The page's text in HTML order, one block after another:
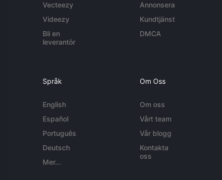
Vecteezy
Videezy
Bli en
leverantör
Annonsera
Kundtjänst
DMCA
Språk
English
Español
Português
Deutsch
Mer...
Om Oss
Om oss
Vårt team
Vår blogg
Kontakta
oss